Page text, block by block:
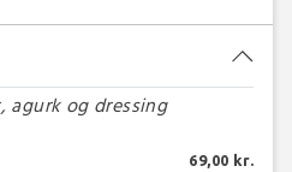
agurk og dressing
69,00 kr.